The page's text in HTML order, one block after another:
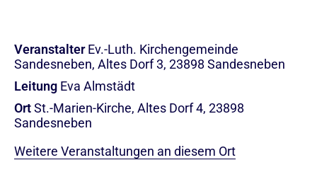
Veranstalter Ev.-Luth. Kirchengemeinde
Sandesneben, Altes Dorf 3, 23898 Sandesneben
Leitung Eva Almstädt
OrtSt.-Marien-Kirche, Altes Dorf 4, 23898
Sandesneben
Weitere Veranstaltungen an diesem Ort